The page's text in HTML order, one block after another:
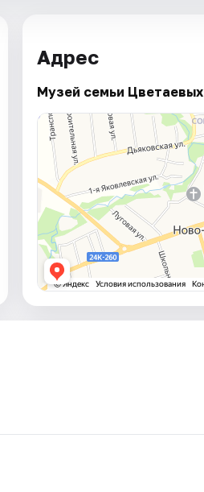
Адрес
Музей семьи Цветаевых